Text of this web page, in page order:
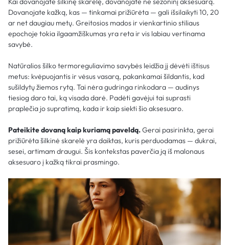
Dovanojate kažką, kas — tinkamai prižiūrėta — gali išsilaikyti 10, 20
ar net daugiau metų. Greitosios mados ir vienkartinio stiliaus
epochoje tokia ilgaamžiškumas yra reta ir vis labiau vertinama
savybė.
Natūralios šilko termoreguliavimo savybės leidžia jį dėvėti ištisus
metus: kvėpuojantis ir vėsus vasarą, pakankamai šildantis, kad
sušildytų žiemos rytą. Tai nėra gudringa rinkodara — audinys
tiesiog daro tai, ką visada darė. Padėti gavėjui tai suprasti
praplečia jo supratimą, kada ir kaip siekti šio aksesuaro.
Pateikite dovaną kaip kuriamą paveldą.Gerai pasirinkta, gerai
prižiūrėta šilkinė skarelė yra daiktas, kuris perduodamas — dukrai,
sesei, artimam draugui. Šis kontekstas paverčia ją iš malonaus
aksesuaro į kažką tikrai prasmingo.